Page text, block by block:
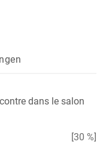
dans le salon
[30 %]